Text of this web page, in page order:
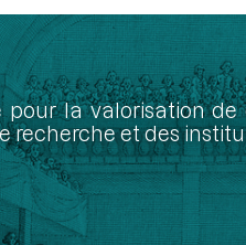
pour la valorisation
recherche et des